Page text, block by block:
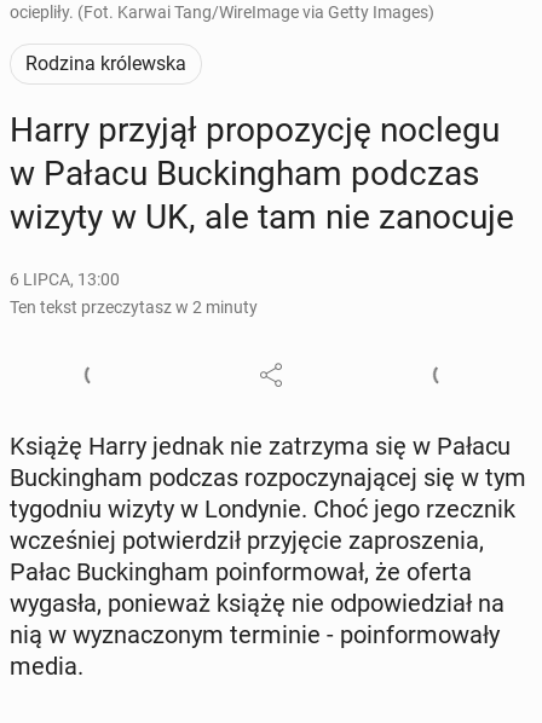
ociepliły. (Fot. Karwai Tang/WireImage via Getty Images)
Rodzina królewska
Harry przyjął pro­po­zy­cję noclegu
w Pałacu Buc­kin­gham podczas
wizyty w UK, ale tam nie za­no­cu­je
6 LIPCA, 13:00
Ten tekst przeczytasz w 2 minuty
Książę Harry jednak nie za­trzy­ma się w Pałacu
Buc­kin­gham podczas roz­po­czy­na­ją­cej się w tym
ty­go­dniu wizyty w Lon­dy­nie. Choć jego rzecz­nik
wcze­śniej po­twier­dził przy­ję­cie za­pro­sze­nia,
Pałac Buc­kin­gham po­in­for­mo­wał, że oferta
wygasła, po­nie­waż książę nie od­po­wie­dział na
nią w wy­zna­czo­nym ter­mi­nie - po­in­for­mo­wa­ły
media.